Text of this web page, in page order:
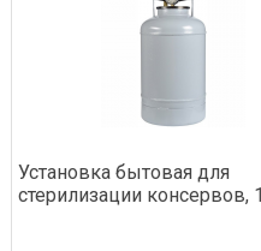
Установка бытовая для
стерилизации консервов,